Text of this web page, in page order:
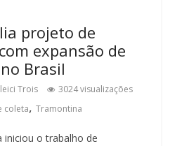
projeto de
expansão de
Brasil
Trois
3024 visualizações
coleta,Tramontina
iniciou o trabalho de